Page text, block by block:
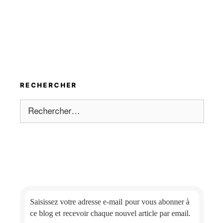
RECHERCHER
Rechercher :
Saisissez votre adresse e-mail pour vous abonner à
ce blog et recevoir chaque nouvel article par email.